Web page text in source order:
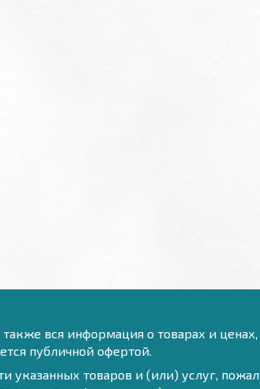
вся информация о товарах и
публичной офертой.
указанных товаров и (или) услуг,